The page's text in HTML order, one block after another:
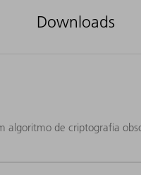
Downloads
algoritmo de criptografia